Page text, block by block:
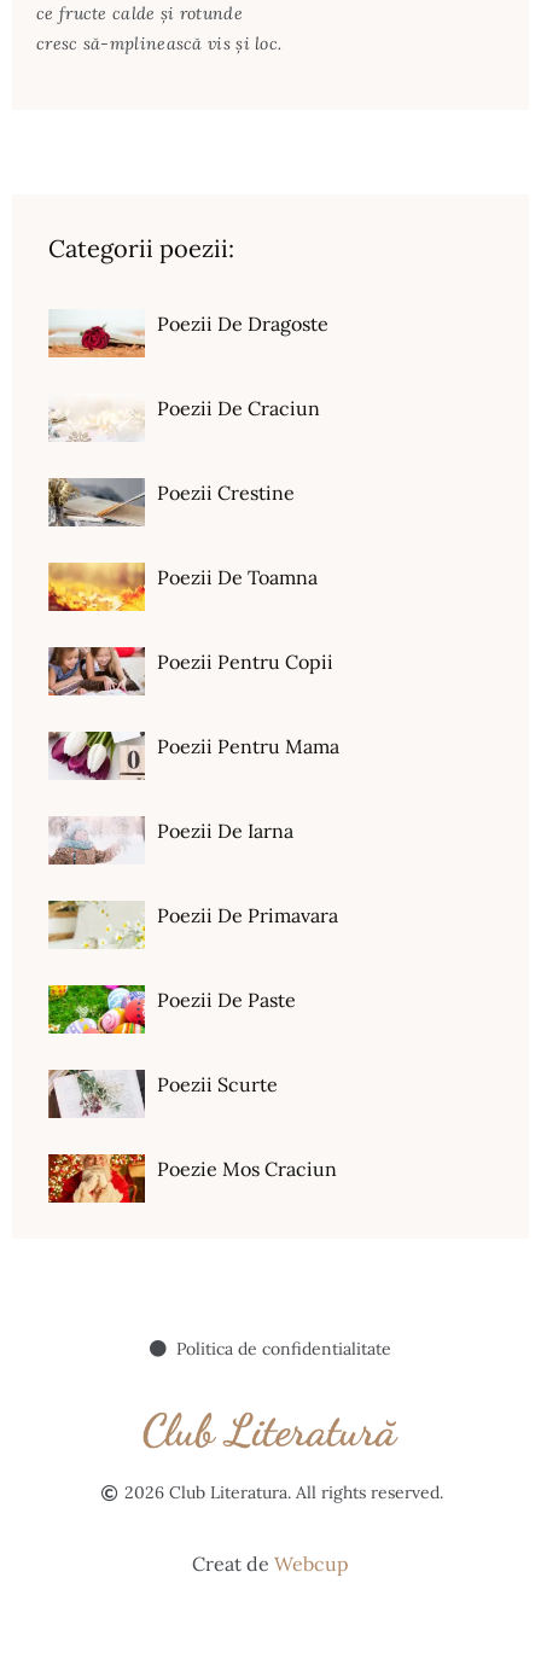
ce fructe calde și rotunde
cresc să-mplinească vis și loc.
Categorii poezii:
Poezii De Dragoste
Poezii De Craciun
Poezii Crestine
Poezii De Toamna
Poezii Pentru Copii
Poezii Pentru Mama
Poezii De Iarna
Poezii De Primavara
Poezii De Paste
Poezii Scurte
Poezie Mos Craciun
Politica de confidentialitate
2026 Club Literatura. All rights reserved.
Creat de Webcup